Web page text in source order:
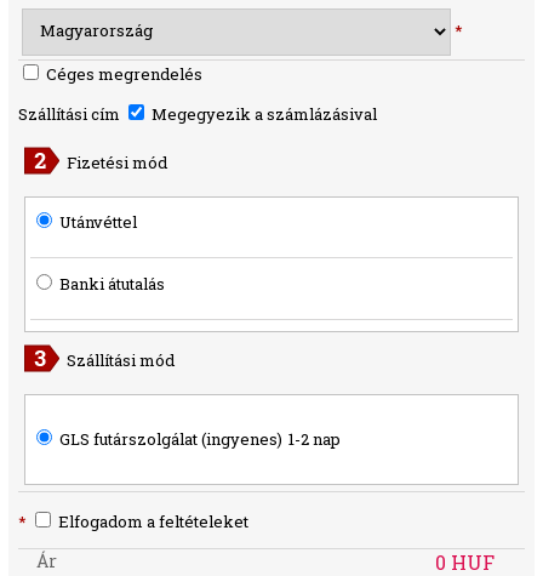
*
Céges megrendelés
Szállítási cím
Megegyezik a számlázásival
Fizetési mód
Utánvéttel
Banki átutalás
Szállítási mód
GLS futárszolgálat (ingyenes) 1-2 nap
* Elfogadom a feltételeket
Ár 0 HUF